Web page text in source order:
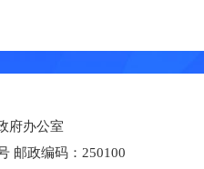
府办公室
邮政编码：250100